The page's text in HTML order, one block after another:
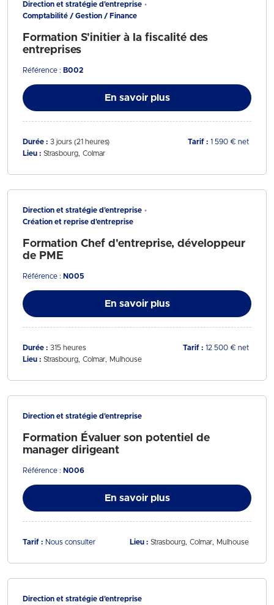
Direction et stratégie d'entreprise
Comptabilité / Gestion / Finance
Formation S'initier à la fiscalité des
entreprises
Référence : B002
En savoir plus
Durée : 3 jours (21 heures) Tarif : 1 590 € net
Lieu : Strasbourg Colmar
Direction et stratégie d'entreprise
Création et reprise d'entreprise
Formation Chef d'entreprise, développeur
de PME
Référence : N005
En savoir plus
Durée : 315 heures Tarif : 12 500 € net
Lieu : Strasbourg Colmar Mulhouse
Direction et stratégie d'entreprise
Formation Évaluer son potentiel de
manager dirigeant
Référence : N006
En savoir plus
Tarif : Nous consulter Lieu : Strasbourg Colmar Mulhouse
Direction et stratégie d'entreprise